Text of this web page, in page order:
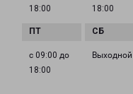
18:00
18:00
с 09:00 до
18:00
Выходной